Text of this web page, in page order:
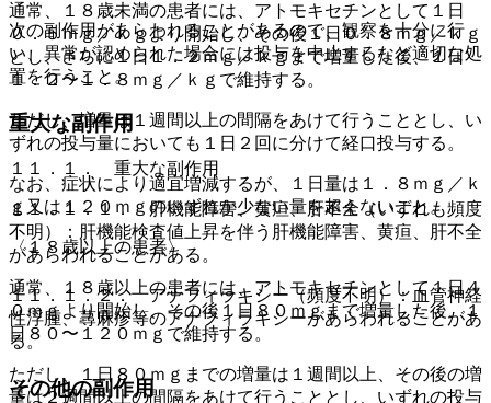
次の副作用があらわれることがあるので、観察を十分に行
い、異常が認められた場合には投与を中止するなど適切な処
置を行うこと。
重大な副作用
１１．１． 重大な副作用
１１．１．１． 肝機能障害、黄疸、肝不全（いずれも頻度
不明）：肝機能検査値上昇を伴う肝機能障害、黄疸、肝不全
があらわれることがある。
１１．１．２． アナフィラキシー（頻度不明）：血管神経
性浮腫、蕁麻疹等のアナフィラキシーがあらわれることがあ
る。
その他の副作用
通常、１８歳未満の患者には、アトモキセチンとして１日
０．５ｍｇ／ｋｇより開始し、その後１日０．８ｍｇ／ｋｇ
とし、さらに１日１．２ｍｇ／ｋｇまで増量した後、１日
１．２〜１．８ｍｇ／ｋｇで維持する。
ただし、増量は１週間以上の間隔をあけて行うこととし、い
ずれの投与量においても１日２回に分けて経口投与する。
なお、症状により適宜増減するが、１日量は１．８ｍｇ／ｋ
ｇ又は１２０ｍｇのいずれか少ない量を超えないこと。
〈１８歳以上の患者〉
通常、１８歳以上の患者には、アトモキセチンとして１日４
０ｍｇより開始し、その後１日８０ｍｇまで増量した後、１
日８０〜１２０ｍｇで維持する。
ただし、１日８０ｍｇまでの増量は１週間以上、その後の増
量は２週間以上の間隔をあけて行うこととし、いずれの投与